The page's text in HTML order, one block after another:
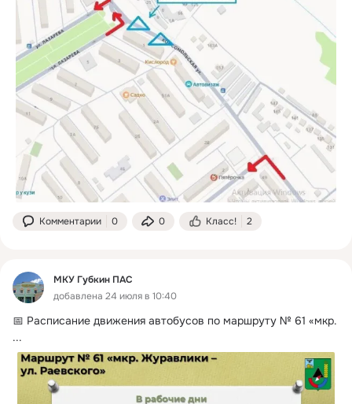
Комментарии 0 0 Класс! 2
МКУ Губкин ПАС
добавлена 24 июля в 10:40
📅 Расписание движения автобусов по маршруту № 61 «мкр.
...